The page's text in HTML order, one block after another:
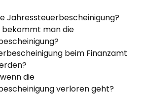
Jahressteuerbescheinigung?
bekommt man die
beim Finanzamt
die
verloren geht?